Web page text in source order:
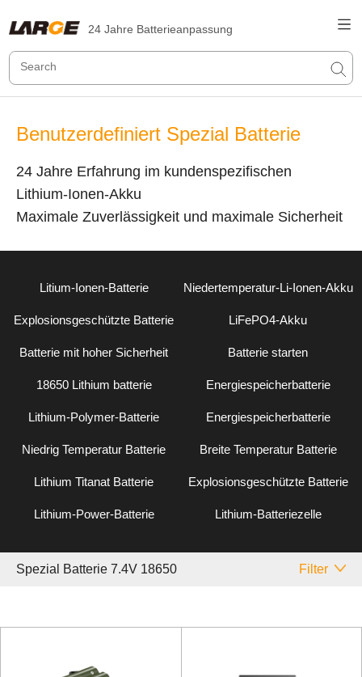
24 Jahre Batterieanpassung
Benutzerdefiniert Spezial Batterie
24 Jahre Erfahrung im kundenspezifischen
Lithium-Ionen-Akku
Maximale Zuverlässigkeit und maximale Sicherheit
Litium-Ionen-Batterie Niedertemperatur-Li-Ionen-Akku
Explosionsgeschützte Batterie LiFePO4-Akku
Batterie mit hoher Sicherheit Batterie starten
18650 Lithium batterie Energiespeicherbatterie
Lithium-Polymer-Batterie Energiespeicherbatterie
Niedrig Temperatur Batterie Breite Temperatur Batterie
Lithium Titanat Batterie Explosionsgeschützte Batterie
Lithium-Power-Batterie Lithium-Batteriezelle
Spezial Batterie 7.4V 18650 Filter